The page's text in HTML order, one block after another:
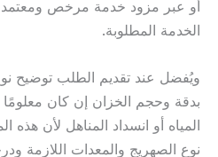
أو عبر مزود خدمة مرخص ومعتمد
الخدمة المطلوبة.
ويُفضل عند تقديم الطلب توضيح
بدقة وحجم الخزان إن كان
المياه أو انسداد المناهل لأن
نوع الصهريج والمعدات اللازمة